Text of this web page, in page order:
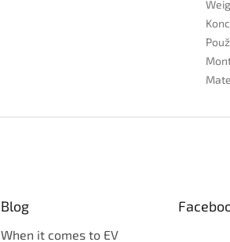
Blog
When it comes to EV